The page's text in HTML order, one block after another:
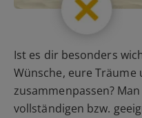
Ist es dir besonders
Wünsche, eure
zusammenpassen?
vollständigen bzw.